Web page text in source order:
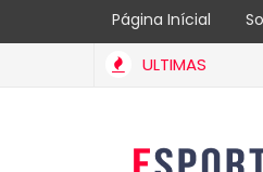
Página Inícial
ULTIMAS